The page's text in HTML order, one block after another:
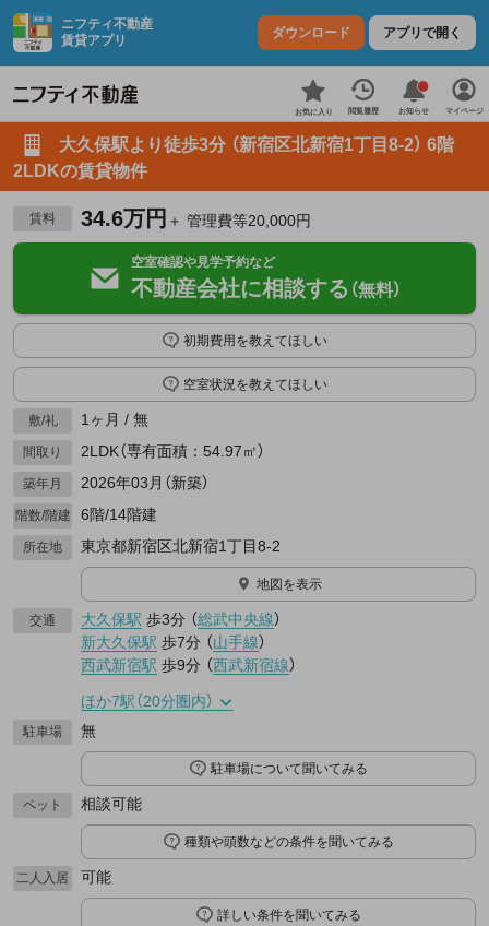
ニフティ不動産
賃貸アプリ
ダウンロード アプリで開く
お気に入り 閲覧履歴 お知らせ マイページ
大久保駅より徒歩3分 （新宿区北新宿1丁目8-2） 6階
2LDKの賃貸物件
賃料 34.6万円 ＋ 管理費等20,000円
空室確認や見学予約など
不動産会社に相談する （無料）
初期費用を教えてほしい
空室状況を教えてほしい
敷/礼 1ヶ月 / 無
間取り 2LDK（専有面積：54.97㎡）
築年月 2026年03月（新築）
階数/階建 6階/14階建
所在地 東京都新宿区北新宿1丁目8-2
地図を表示
交通 大久保駅 歩3分 （総武中央線）
新大久保駅 歩7分 （山手線）
西武新宿駅 歩9分 （西武新宿線）
ほか7駅（20分圏内）
駐車場 無
駐車場について聞いてみる
ペット 相談可能
種類や頭数などの条件を聞いてみる
二人入居 可能
詳しい条件を聞いてみる